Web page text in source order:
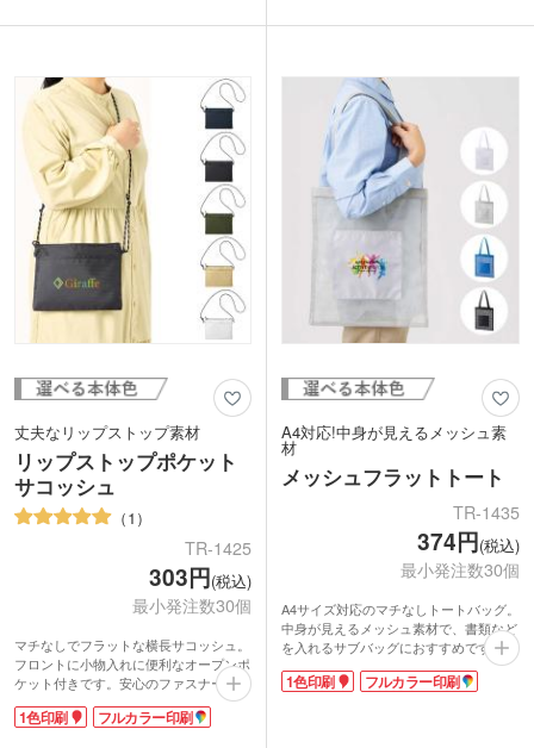
必要な防災グッズを入れて玄関・寝室に
きです。
ポケットに1色で名入れ可能。シンプル
デザインで大きめなロゴが映えます。郵
送できますので、非対面ノベルティとし
てもご活用できます。
んで調整できます。小物が入るフロント
ポケットに1色で名入れ可能。シンプル
デザインで大きめなロゴが映えます。オ
シャレで実用的なオリジナルサコッシュ
をノベルティにしてみませんか。
丈夫なリップストップ素材
リップストップポケット
サコッシュ
1
TR-1425
303円(税込)
最小発注数30個
マチなしでフラットな横長サコッシュ。
フロントに小物入れに便利なオープンポ
ケット付きです。安心のファスナータイ
プなので、貴重品を入れて持ち歩くのに
もぴったり。斜め掛けできるショルダー
1色印刷 フルカラー印刷
A4対応!中身が見えるメッシュ素
材
メッシュフラットトート
TR-1435
374円(税込)
最小発注数30個
A4サイズ対応のマチなしトートバッグ。
中身が見えるメッシュ素材で、書類など
を入れるサブバッグにおすすめです。フ
ロントには小物を入れられるポケット付
き。表からは中身が見えないポリエステ
1色印刷 フルカラー印刷